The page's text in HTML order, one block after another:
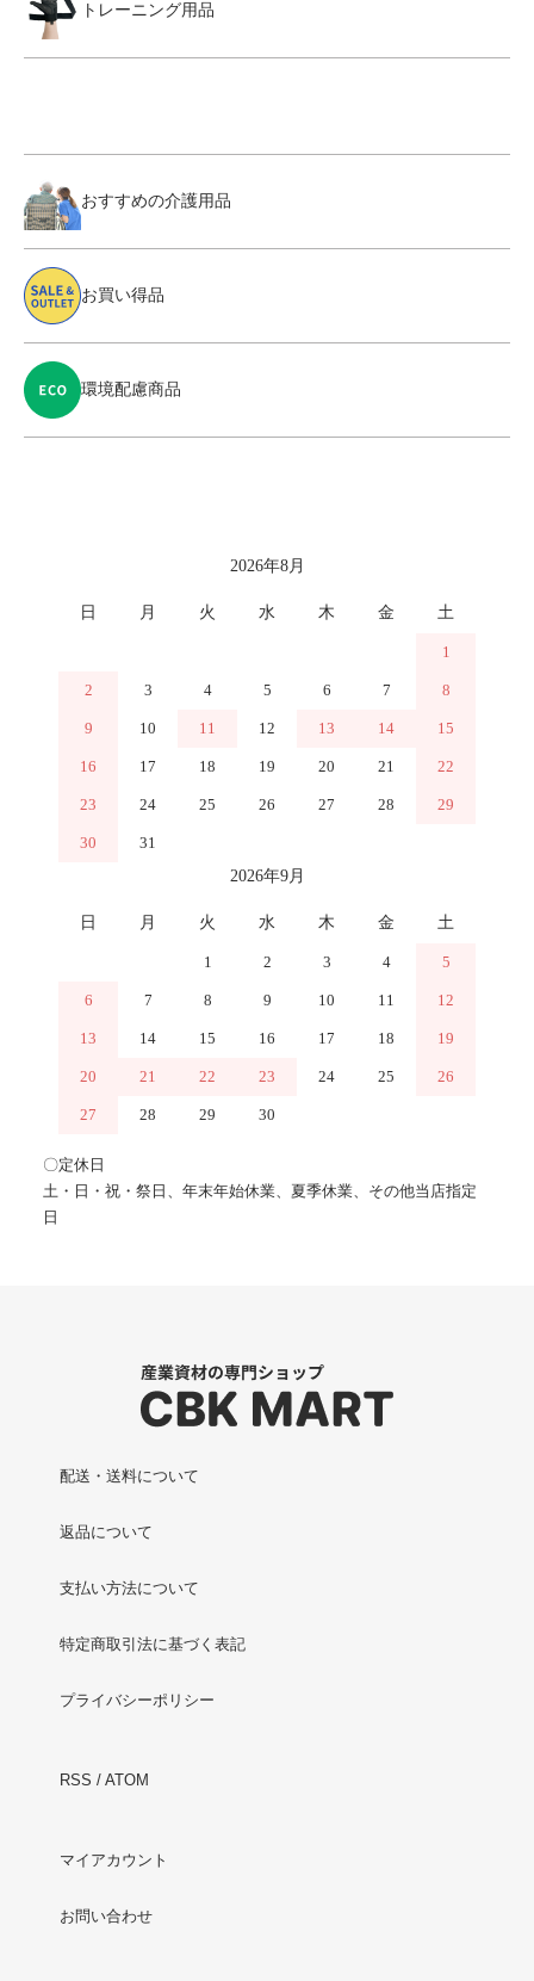
トレーニング用品
おすすめの介護用品
お買い得品
環境配慮商品
2026年8月
日 月 火 水 木 金 土
1
2 3 4 5 6 7 8
9 10 11 12 13 14 15
16 17 18 19 20 21 22
23 24 25 26 27 28 29
30
31
2026年9月
日 月 火 水 木 金 土
1 2 3 4 5
6 7 8 9 10 11 12
13 14 15 16 17 18 19
20 21 22 23 24 25 26
27 28 29 30
〇定休日
土・日・祝・祭日、年末年始休業、夏季休業、その他当店指定
日
配送・送料について
返品について
支払い方法について
特定商取引法に基づく表記
プライバシーポリシー
RSS / ATOM
マイアカウント
お問い合わせ